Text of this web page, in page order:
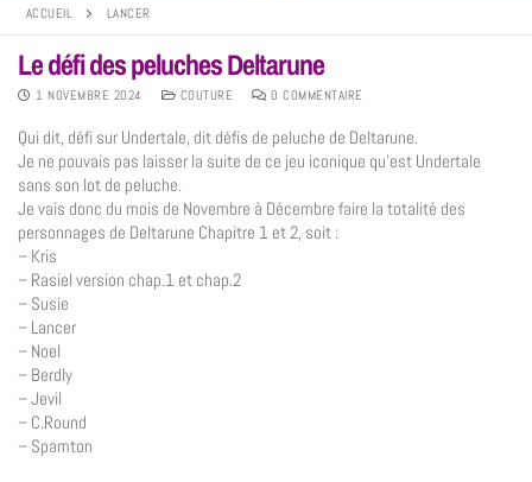
ACCUEIL LANCER
Le défi des peluches Deltarune
1 NOVEMBRE 2024 COUTURE 0 COMMENTAIRE
Qui dit, défi sur Undertale, dit défis de peluche de Deltarune.
Je ne pouvais pas laisser la suite de ce jeu iconique qu’est Undertale
sans son lot de peluche.
Je vais donc du mois de Novembre à Décembre faire la totalité des
personnages de Deltarune Chapitre 1 et 2, soit :
– Kris
– Rasiel version chap.1 et chap.2
– Susie
– Lancer
– Noel
– Berdly
– Jevil
– C.Round
– Spamton